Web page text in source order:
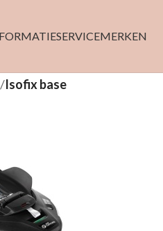
SERVICEMERKEN
/Isofix base